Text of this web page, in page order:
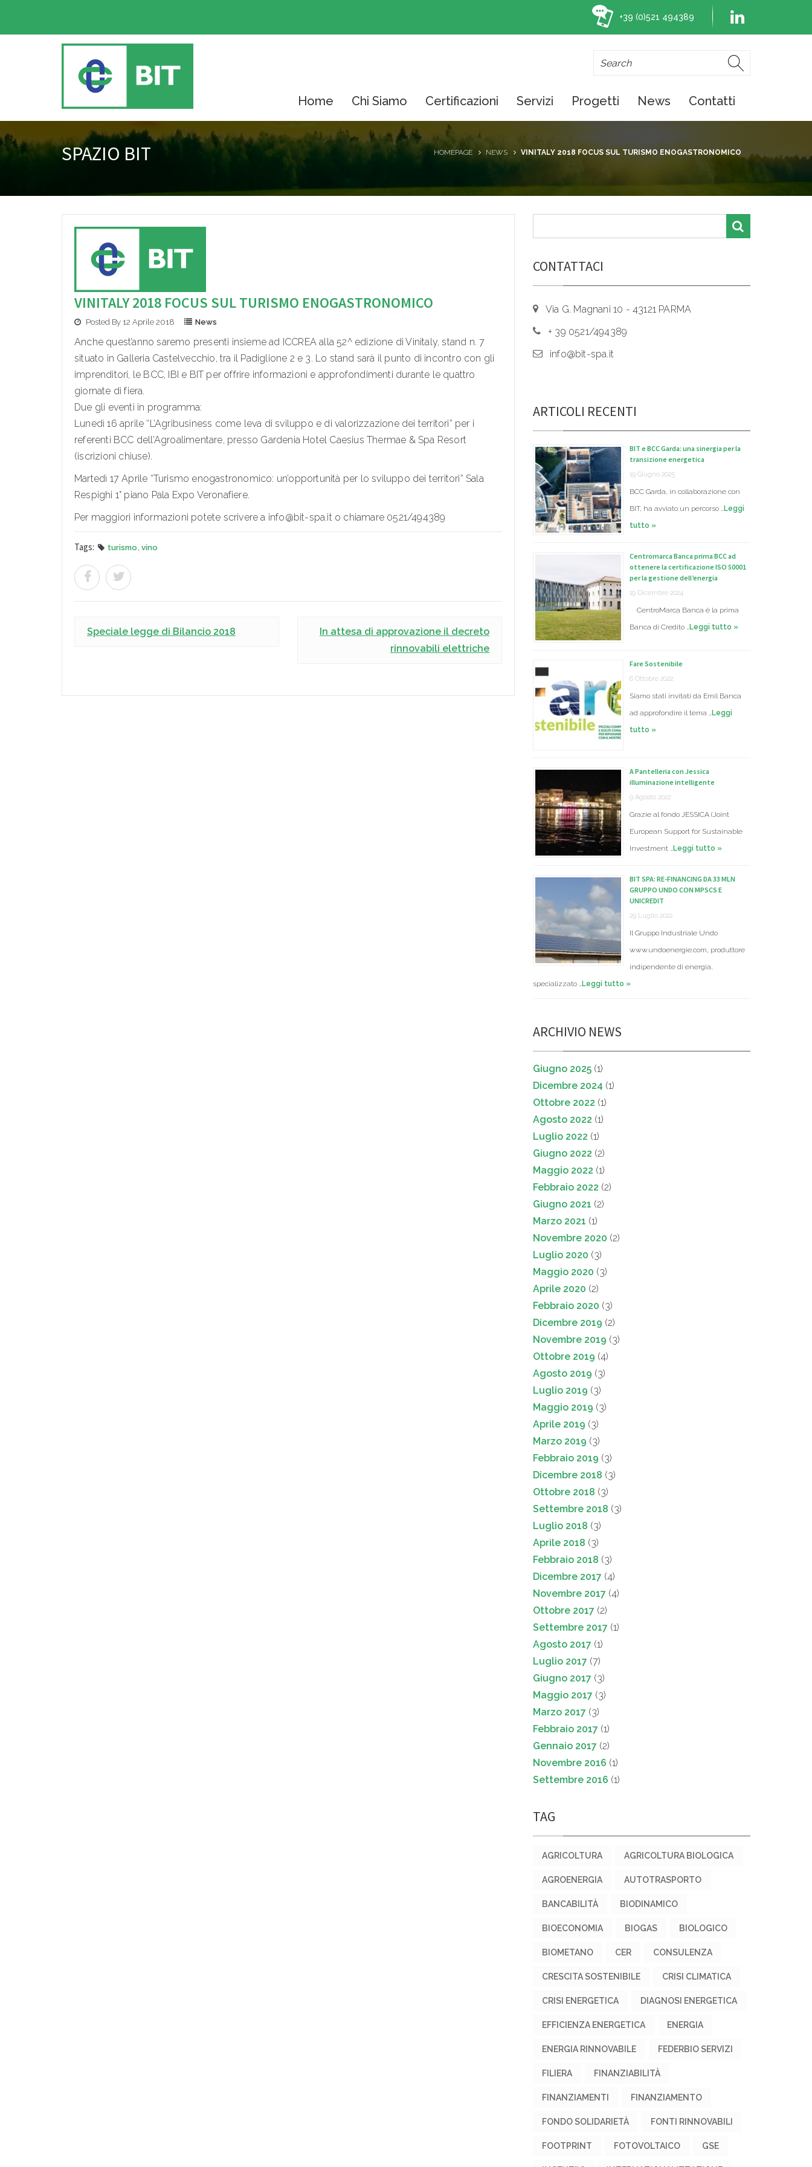
+39 (0)521 494389
Home Chi Siamo Certificazioni Servizi Progetti News Contatti
SPAZIO BIT HOMEPAGE NEWS VINITALY 2018 FOCUS SUL TURISMO ENOGASTRONOMICO
VINITALY 2018 FOCUS SUL TURISMO ENOGASTRONOMICO
Posted By 12 Aprile 2018 News
Anche quest’anno saremo presenti insieme ad ICCREA alla 52^ edizione di Vinitaly, stand n. 7
situato in Galleria Castelvecchio, tra il Padiglione 2 e 3. Lo stand sarà il punto di incontro con gli
imprenditori, le BCC, IBI e BIT per offrire informazioni e approfondimenti durante le quattro
giornate di fiera.
Due gli eventi in programma:
Lunedì 16 aprile “L’Agribusiness come leva di sviluppo e di valorizzazione dei territori” per i
referenti BCC dell’Agroalimentare, presso Gardenia Hotel Caesius Thermae & Spa Resort
(iscrizioni chiuse).
Martedì 17 Aprile “Turismo enogastronomico: un’opportunità per lo sviluppo dei territori” Sala
Respighi 1° piano Pala Expo Veronafiere.
Per maggiori informazioni potete scrivere a info@bit-spa.it o chiamare 0521/494389
Tags: turismo, vino
Speciale legge di Bilancio 2018
In attesa di approvazione il decreto
rinnovabili elettriche
CONTATTACI
Via G. Magnani 10 - 43121 PARMA
+ 39 0521/494389
info@bit-spa.it
ARTICOLI RECENTI
BIT e BCC Garda: una sinergia per la
transizione energetica
19 Giugno 2025
BCC Garda, in collaborazione con
BIT, ha avviato un percorso …Leggi
tutto »
Centromarca Banca prima BCC ad
ottenere la certificazione ISO 50001
per la gestione dell’energia
19 Dicembre 2024
CentroMarca Banca è la prima
Banca di Credito …Leggi tutto »
Fare Sostenibile
6 Ottobre 2022
Siamo stati invitati da Emil Banca
ad approfondire il tema …Leggi
tutto »
A Pantelleria con Jessica
illuminazione intelligente
9 Agosto 2022
Grazie al fondo JESSICA (Joint
European Support for Sustainable
Investment …Leggi tutto »
BIT SPA: RE-FINANCING DA 33 MLN
GRUPPO UNDO CON MPSCS E
UNICREDIT
29 Luglio 2022
Il Gruppo Industriale Undo
www.undoenergie.com, produttore
indipendente di energia,
specializzato …Leggi tutto »
ARCHIVIO NEWS
Giugno 2025 (1)
Dicembre 2024 (1)
Ottobre 2022 (1)
Agosto 2022 (1)
Luglio 2022 (1)
Giugno 2022 (2)
Maggio 2022 (1)
Febbraio 2022 (2)
Giugno 2021 (2)
Marzo 2021 (1)
Novembre 2020 (2)
Luglio 2020 (3)
Maggio 2020 (3)
Aprile 2020 (2)
Febbraio 2020 (3)
Dicembre 2019 (2)
Novembre 2019 (3)
Ottobre 2019 (4)
Agosto 2019 (3)
Luglio 2019 (3)
Maggio 2019 (3)
Aprile 2019 (3)
Marzo 2019 (3)
Febbraio 2019 (3)
Dicembre 2018 (3)
Ottobre 2018 (3)
Settembre 2018 (3)
Luglio 2018 (3)
Aprile 2018 (3)
Febbraio 2018 (3)
Dicembre 2017 (4)
Novembre 2017 (4)
Ottobre 2017 (2)
Settembre 2017 (1)
Agosto 2017 (1)
Luglio 2017 (7)
Giugno 2017 (3)
Maggio 2017 (3)
Marzo 2017 (3)
Febbraio 2017 (1)
Gennaio 2017 (2)
Novembre 2016 (1)
Settembre 2016 (1)
TAG
AGRICOLTURA AGRICOLTURA BIOLOGICA
AGROENERGIA AUTOTRASPORTO
BANCABILITÀ BIODINAMICO
BIOECONOMIA BIOGAS BIOLOGICO
BIOMETANO CER CONSULENZA
CRESCITA SOSTENIBILE CRISI CLIMATICA
CRISI ENERGETICA DIAGNOSI ENERGETICA
EFFICIENZA ENERGETICA ENERGIA
ENERGIA RINNOVABILE FEDERBIO SERVIZI
FILIERA FINANZIABILITÀ
FINANZIAMENTI FINANZIAMENTO
FONDO SOLIDARIETÀ FONTI RINNOVABILI
FOOTPRINT FOTOVOLTAICO GSE